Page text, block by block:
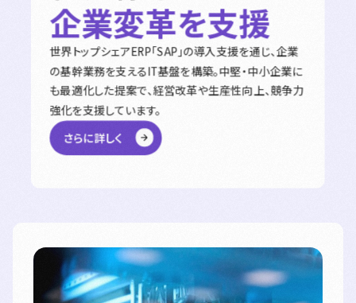
企業変革を支援
世界トップシェアERP「SAP」の導入支援を通じ、企業
の基幹業務を支えるIT基盤を構築。中堅・中小企業に
も最適化した提案で、経営改革や生産性向上、競争力
強化を支援しています。
さらに詳しく